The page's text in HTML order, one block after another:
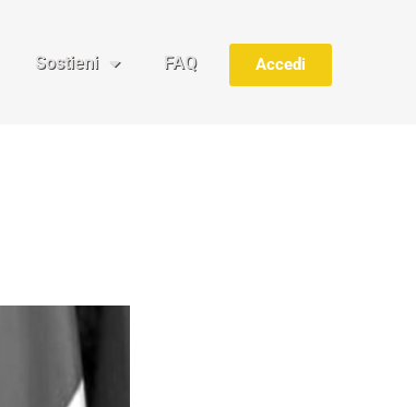
Sostieni FAQ Accedi